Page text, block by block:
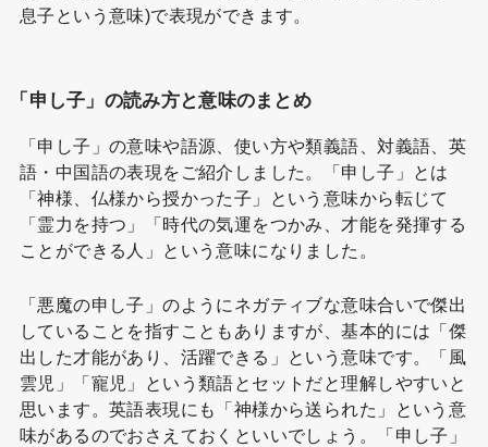
息子という意味)で表現ができます。
「申し子」の読み方と意味のまとめ
「申し子」の意味や語源、使い方や類義語、対義語、英
語・中国語の表現をご紹介しました。「申し子」とは
「神様、仏様から授かった子」という意味から転じて
「霊力を持つ」「時代の気運をつかみ、才能を発揮する
ことができる人」という意味になりました。
「悪魔の申し子」のようにネガティブな意味合いで傑出
していることを指すこともありますが、基本的には「傑
出した才能があり、活躍できる」という意味です。「風
雲児」「寵児」という類語とセットだと理解しやすいと
思います。英語表現にも「神様から送られた」という意
味があるのでおさえておくといいでしょう。「申し子」